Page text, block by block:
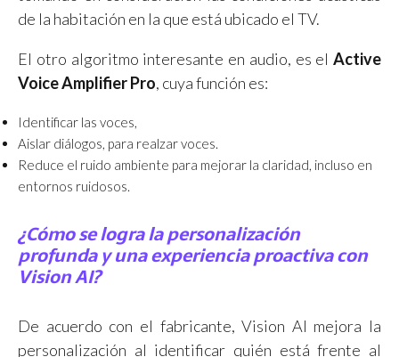
de la habitación en la que está ubicado el TV.
El otro algoritmo interesante en audio, es el Active
Voice Amplifier Pro, cuya función es:
Identificar las voces,
Aislar diálogos, para realzar voces.
Reduce el ruido ambiente para mejorar la claridad, incluso en
entornos ruidosos.
¿Cómo se logra la personalización
profunda y una experiencia proactiva con
Vision AI?
De acuerdo con el fabricante, Vision AI mejora la
personalización al identificar quién está frente al